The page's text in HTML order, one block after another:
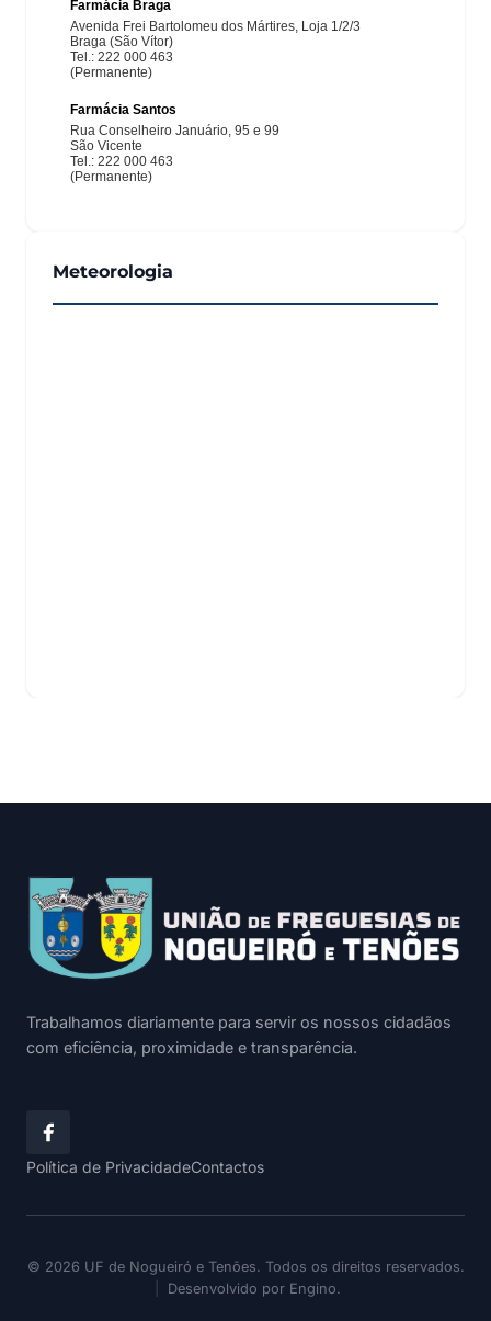
Meteorologia
Trabalhamos diariamente para servir os nossos cidadãos
com eficiência, proximidade e transparência.
Política de PrivacidadeContactos
© 2026 UF de Nogueiró e Tenões. Todos os direitos reservados.
Desenvolvido por Engino.